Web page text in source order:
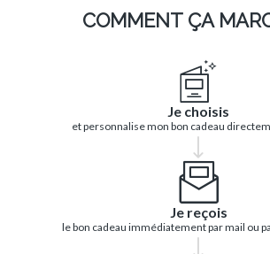
COMMENT ÇA
Je choisis
et personnalise mon bon cadeau
Je reçois
le bon cadeau immédiatement par mail ou